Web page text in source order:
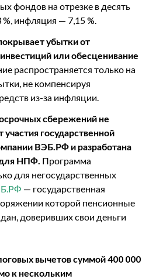
фондов на отрезке в десять
%, инфляция — 7,15 %.
убытки от
или обесценивание
распространяется только на
не компенсируя
из-за инфляции.
сбережений не
участия государственной
ВЭБ.РФ и разработана
НПФ. Программа
для негосударственных
— государственная
которой пенсионные
доверивших свои деньги
вычетов суммой 400 000
к нескольким